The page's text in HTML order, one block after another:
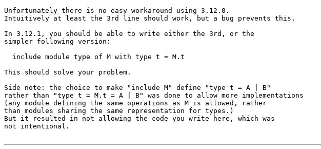
Unfortunately there is no easy workaround using 3.12.0.
Intuitively at least the 3rd line should work, but a bug prevents this.
In 3.12.1, you should be able to write either the 3rd, or the
simpler following version:
include module type of M with type t = M.t
This should solve your problem.
Side note: the choice to make "include M" define "type t = A | B"
rather than "type t = M.t = A | B" was done to allow more implementations
(any module defining the same operations as M is allowed, rather
than modules sharing the same representation for types.)
But it resulted in not allowing the code you write here, which was
not intentional.